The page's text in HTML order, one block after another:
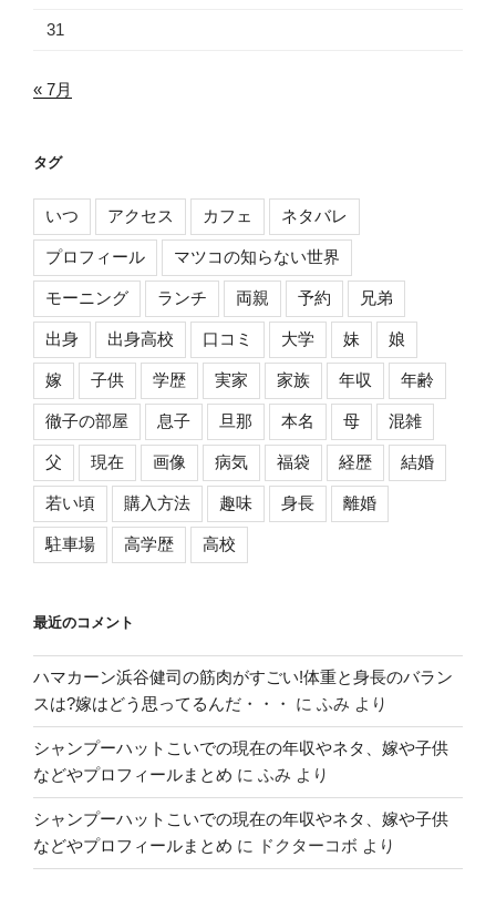
31
« 7月
タグ
いつ アクセス カフェ ネタバレ
プロフィール マツコの知らない世界
モーニング ランチ 両親 予約 兄弟
出身 出身高校 口コミ 大学 妹 娘
嫁 子供 学歴 実家 家族 年収 年齢
徹子の部屋 息子 旦那 本名 母 混雑
父 現在 画像 病気 福袋 経歴 結婚
若い頃 購入方法 趣味 身長 離婚
駐車場 高学歴 高校
最近のコメント
ハマカーン浜谷健司の筋肉がすごい!体重と身長のバラン
スは?嫁はどう思ってるんだ・・・
に ふみ より
シャンプーハットこいでの現在の年収やネタ、嫁や子供
などやプロフィールまとめ に ふみ より
シャンプーハットこいでの現在の年収やネタ、嫁や子供
などやプロフィールまとめ に ドクターコボ より